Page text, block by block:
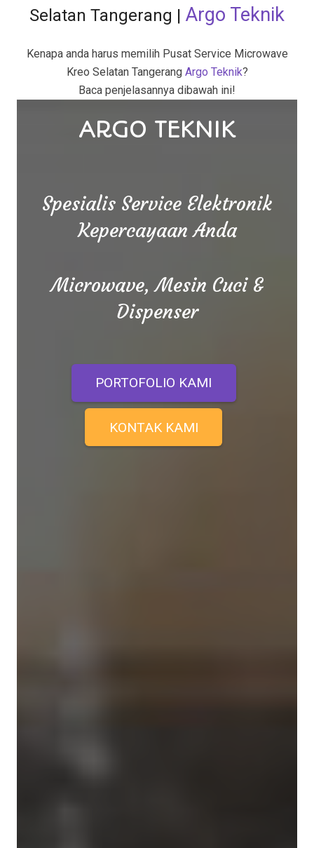
Selatan Tangerang | Argo Teknik
Kenapa anda harus memilih Pusat Service Microwave
Kreo Selatan Tangerang Argo Teknik?
Baca penjelasannya dibawah ini!
ARGO TEKNIK
Spesialis Service Elektronik
Kepercayaan Anda
Microwave, Mesin Cuci &
Dispenser
PORTOFOLIO KAMI
KONTAK KAMI